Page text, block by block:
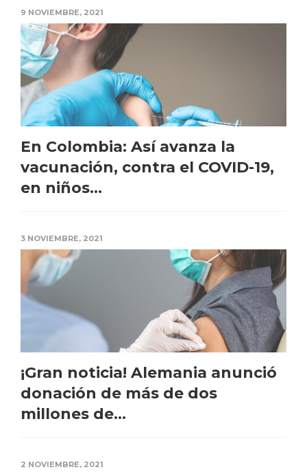
9 NOVIEMBRE, 2021
En Colombia: Así avanza la
vacunación, contra el COVID-19,
en niños...
3 NOVIEMBRE, 2021
¡Gran noticia! Alemania anunció
donación de más de dos
millones de...
2 NOVIEMBRE, 2021